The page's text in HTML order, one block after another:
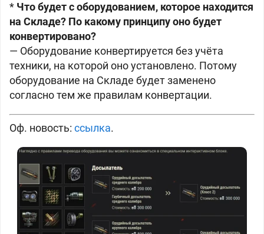
* Что будет с оборудованием, которое находится
на Складе? По какому принципу оно будет
конвертировано?
— Оборудование конвертируется без учёта
техники, на которой оно установлено. Потому
оборудование на Складе будет заменено
согласно тем же правилам конвертации.
Оф. новость: ссылка.